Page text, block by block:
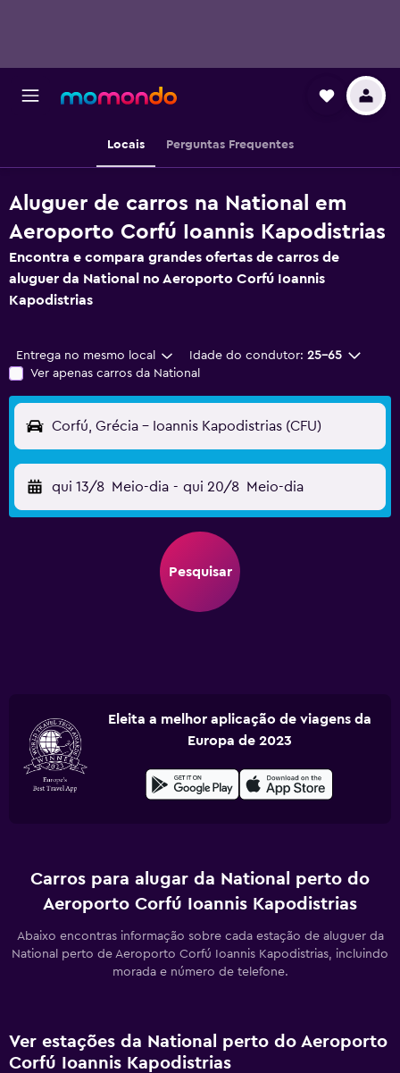
Locais Perguntas Frequentes
Aluguer de carros na National em
Aeroporto Corfú Ioannis Kapodistrias
Encontra e compara grandes ofertas de carros de
aluguer da National no Aeroporto Corfú Ioannis
Kapodistrias
Entrega no mesmo local Idade do condutor: 25-65
Ver apenas carros da National
Corfú, Grécia - Ioannis Kapodistrias (CFU)
qui 13/8 Meio-dia - qui 20/8 Meio-dia
Pesquisar
Eleita a melhor aplicação de viagens da
Europa de 2023
Carros para alugar da National perto do
Aeroporto Corfú Ioannis Kapodistrias
Abaixo encontras informação sobre cada estação de aluguer da
National perto de Aeroporto Corfú Ioannis Kapodistrias, incluindo
morada e número de telefone.
Ver estações da National perto do Aeroporto
Corfú Ioannis Kapodistrias